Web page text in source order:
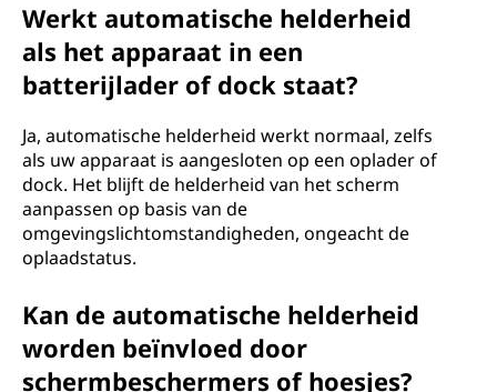
Werkt automatische helderheid
als het apparaat in een
batterijlader of dock staat?
Ja, automatische helderheid werkt normaal, zelfs
als uw apparaat is aangesloten op een oplader of
dock. Het blijft de helderheid van het scherm
aanpassen op basis van de
omgevingslichtomstandigheden, ongeacht de
oplaadstatus.
Kan de automatische helderheid
worden beïnvloed door
schermbeschermers of hoesjes?